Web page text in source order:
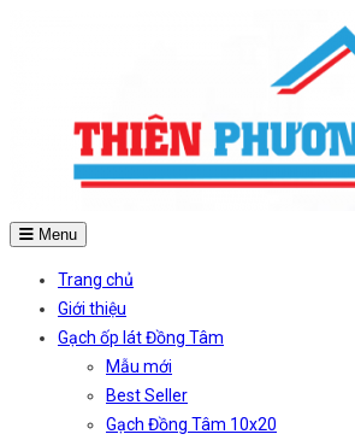
Menu
Trang chủ
Giới thiệu
Gạch ốp lát Đồng Tâm
Mẫu mới
Best Seller
Gạch Đồng Tâm 10x20